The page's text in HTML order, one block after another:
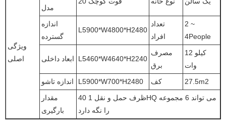
ویژگی
اصلی
مدل
اندازه
گسترده
L5900*W4800*H2480
تعداد
افراد
2 ~
4People
ابعاد داخلی L5460*W4640*H2240
مصرف
برق
12 کیلو
وات
اندازه تاشو
L5900*W700*H2480 کف
27.5m2
مقدار
بارگیری
ظرف حمل و نقل 1 40HQ می تواند 6 مجموعه
را نگه دارد